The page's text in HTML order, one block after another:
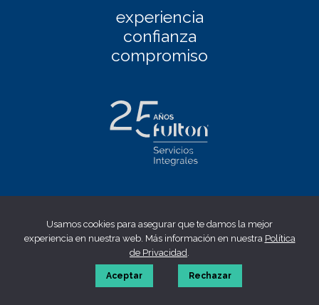
experiencia
confianza
compromiso
Aviso Legal
Política de privacidad Política de cookies
Canal ético
© 2023 fulton | Made by
Usamos cookies para asegurar que te damos la mejor
experiencia en nuestra web. Más información en nuestra Política
de Privacidad.
Aceptar Rechazar